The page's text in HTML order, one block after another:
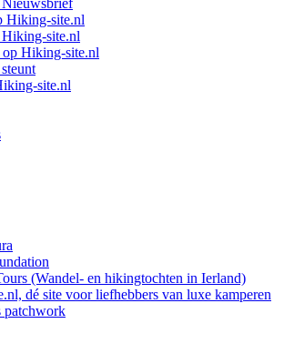
Hiking-site.nl
site.nl
Hiking-site.nl
site.nl
(Wandel- en hikingtochten in Ierland)
dé site voor liefhebbers van luxe kamperen
patchwork